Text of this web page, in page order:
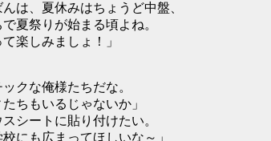
は、夏休みはちょうど中盤、
夏祭りが始まる頃よね。
楽しみましょ！」
クな俺様たちだな。
ちもいるじゃないか」
シートに貼り付けたい。
にも広まってほしいな～」